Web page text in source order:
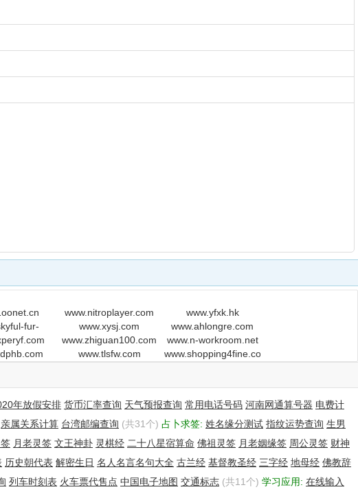
www.nitroplayer.com
www.yfxk.hk
fur-
www.xysj.com
www.ahlongre.com
www.zhiguan100.com
www.n-workroom.net
www.tlsfw.com
www.shopping4fine.com
年放假安排 货币汇率查询 天气预报查询 常用电话号码 河南网通算号器 电费计
亲属关系计算 台湾邮编查询 (共31个) 占卜求签: 姓名缘分测试 指纹运势查询 生男
月老灵签 文王神卦 灵棋经 二十八星宿算命 佛祖灵签 月老姻缘签 周公灵签 财神
历史朝代表 解密生日 名人名言名句大全 古兰经 基督教圣经 三字经 地母经 佛教辞
列车时刻表 火车票代售点 中国电子地图 交通标志 (共11个) 学习应用: 在线输入